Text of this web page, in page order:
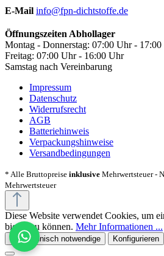
E-Mail info@fpn-dichtstoffe.de
Öffnungszeiten Abhollager
Montag - Donnerstag: 07:00 Uhr -
Freitag: 07:00 Uhr - 16:00 Uhr
Samstag nach Vereinbarung
Impressum
Datenschutz
Widerrufsrecht
AGB
Batteriehinweis
Verpackungshinweise
Versandbedingungen
* Alle Bruttopreise inklusive Mehrwertsteuer -
Mehrwertsteuer
Diese Website verwendet Cookies, um
bieten zu können. Mehr Informationen ...
Nur technisch notwendige Konfigurieren